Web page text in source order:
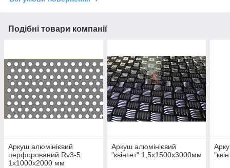
Подібні товари компанії
Аркуш алюмінієвий
перфорований Rv3-5
1х1000х2000 мм
Аркуш алюмінієвий
"квінтет" 1,5х1500х3000мм